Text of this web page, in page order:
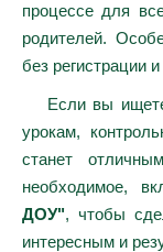
процессе для
родителей.
без регистрации
Если вы
урокам,
станет
необходимое,
ДОУ", чтобы
интересным и